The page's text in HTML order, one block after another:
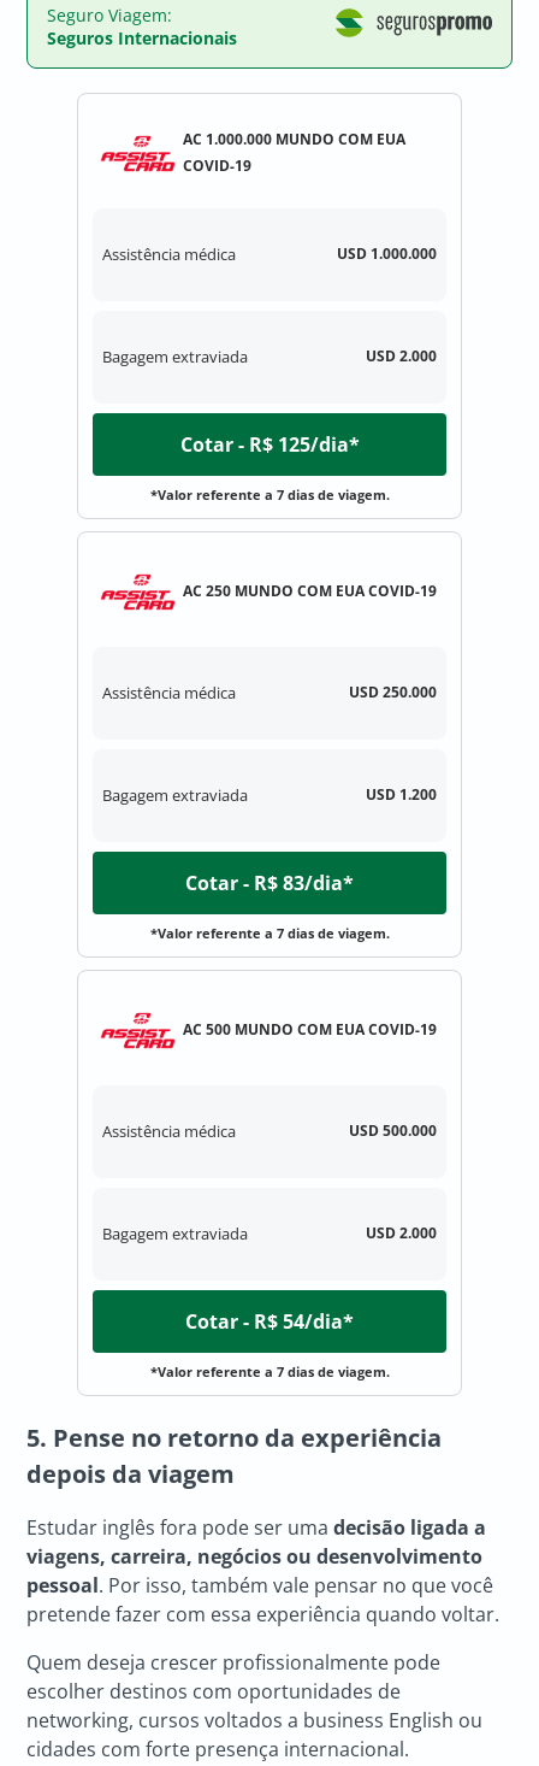
Seguro Viagem:
Seguros Internacionais
AC 1.000.000 MUNDO COM EUA
COVID-19
Assistência médica USD 1.000.000
Bagagem extraviada USD 2.000
Cotar - R$ 125/dia*
*Valor referente a 7 dias de viagem.
AC 250 MUNDO COM EUA COVID-19
Assistência médica USD 250.000
Bagagem extraviada USD 1.200
Cotar - R$ 83/dia*
*Valor referente a 7 dias de viagem.
AC 500 MUNDO COM EUA COVID-19
Assistência médica USD 500.000
Bagagem extraviada USD 2.000
Cotar - R$ 54/dia*
*Valor referente a 7 dias de viagem.
5. Pense no retorno da experiência
depois da viagem
Estudar inglês fora pode ser umadecisão ligada a
viagens, carreira, negócios ou desenvolvimento
pessoal. Por isso, também vale pensar no que você
pretende fazer com essa experiência quando voltar.
Quem deseja crescer profissionalmente pode
escolher destinos com oportunidades de
networking, cursos voltados a business English ou
cidades com forte presença internacional.